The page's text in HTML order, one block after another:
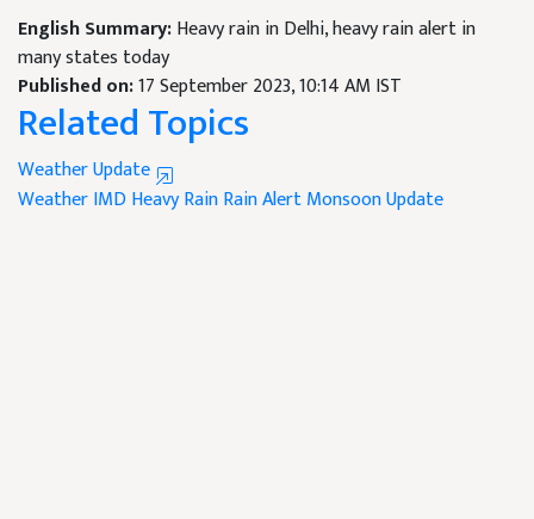
English Summary:Heavy rain in Delhi, heavy rain alert in
many states today
Published on:17 September 2023, 10:14 AM IST
Related Topics
Weather Update
WeatherIMDHeavy RainRain AlertMonsoon Update